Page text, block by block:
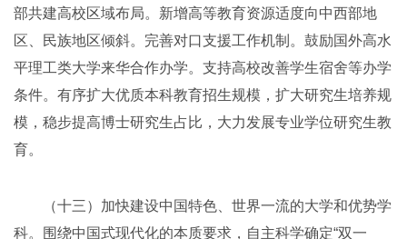
部共建高校区域布局。新增高等教育资源适度向中西部地
区、民族地区倾斜。完善对口支援工作机制。鼓励国外高水
平理工类大学来华合作办学。支持高校改善学生宿舍等办学
条件。有序扩大优质本科教育招生规模，扩大研究生培养规
模，稳步提高博士研究生占比，大力发展专业学位研究生教
育。
（十三）加快建设中国特色、世界一流的大学和优势学
科。围绕中国式现代化的本质要求，自主科学确定“双一